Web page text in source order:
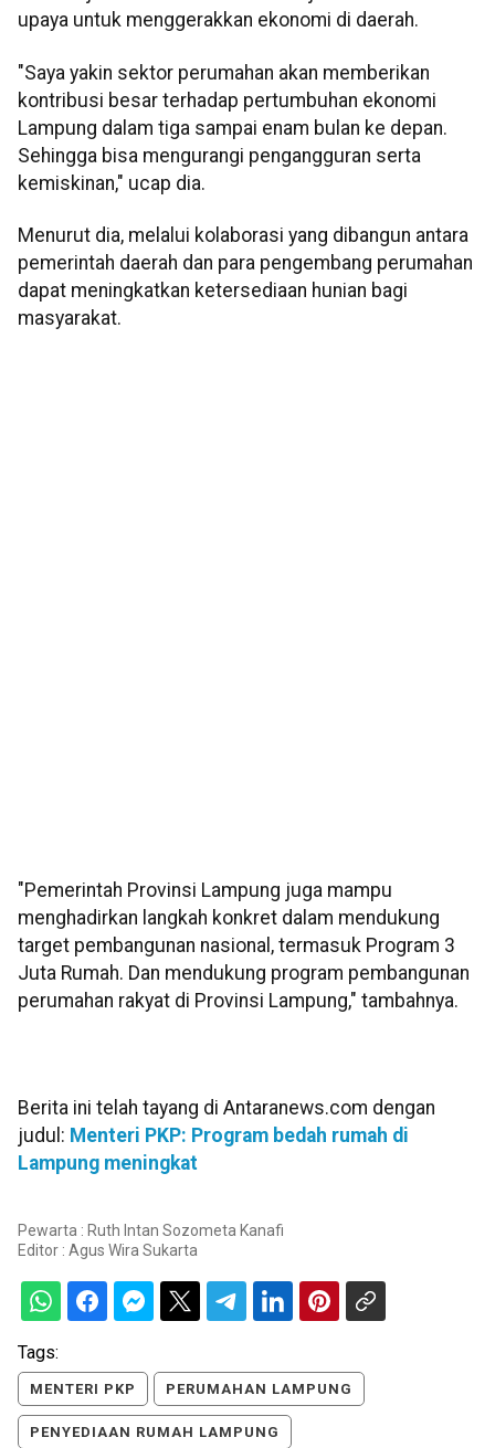
upaya untuk menggerakkan ekonomi di daerah.
"Saya yakin sektor perumahan akan memberikan
kontribusi besar terhadap pertumbuhan ekonomi
Lampung dalam tiga sampai enam bulan ke depan.
Sehingga bisa mengurangi pengangguran serta
kemiskinan," ucap dia.
Menurut dia, melalui kolaborasi yang dibangun antara
pemerintah daerah dan para pengembang perumahan
dapat meningkatkan ketersediaan hunian bagi
masyarakat.
"Pemerintah Provinsi Lampung juga mampu
menghadirkan langkah konkret dalam mendukung
target pembangunan nasional, termasuk Program 3
Juta Rumah. Dan mendukung program pembangunan
perumahan rakyat di Provinsi Lampung," tambahnya.
Berita ini telah tayang di Antaranews.com dengan
judul: Menteri PKP: Program bedah rumah di
Lampung meningkat
Pewarta : Ruth Intan Sozometa Kanafi
Editor : Agus Wira Sukarta
Tags:
MENTERI PKP PERUMAHAN LAMPUNG
PENYEDIAAN RUMAH LAMPUNG